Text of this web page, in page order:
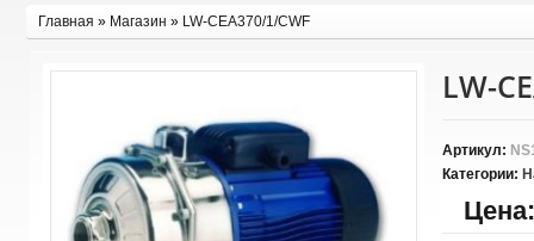
Главная » Магазин » LW-CEA370/1/CWF
LW-
Артикул:
Категории:
Цена: